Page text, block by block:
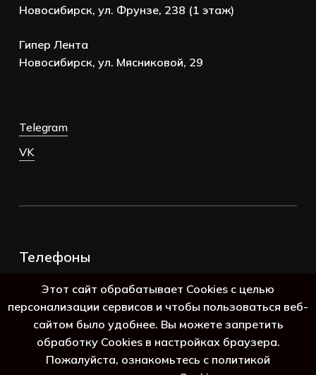
Новосибирск, ул. Фрунзе, 238 (1 этаж)
Гипер Лента
Новосибирск, ул. Мясниковой, 29
Telegram
VK
Телефоны
8 (800) 250-69-39
Этот сайт обрабатывает Cookies с целью
персонализации сервисов и чтобы пользоваться веб-
сайтом было удобнее. Вы можете запретить
обработку Cookies в настройках браузера.
Пожалуйста, ознакомьтесь с политикой